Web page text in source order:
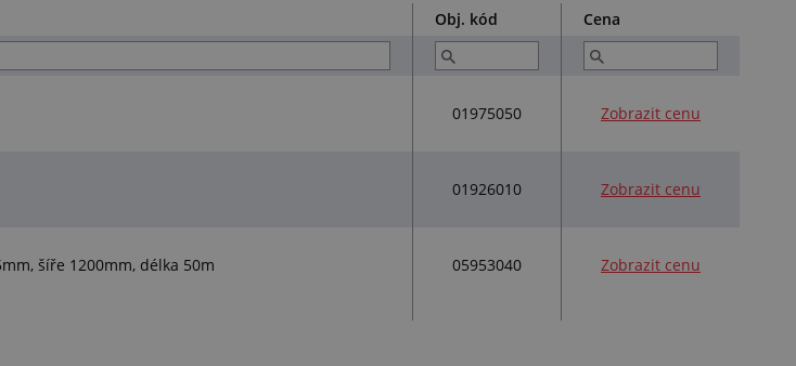
Obj. kód Cena
01975050 Zobrazit cenu
01926010 Zobrazit cenu
šíře 1200mm, délka 50m 05953040 Zobrazit cenu